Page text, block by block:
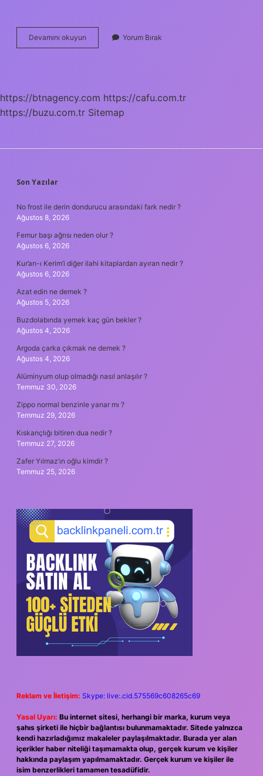
Devamını okuyun Avustralyadan
Türkiyeye
Yorum Bırak
https://btnagency.com https://cafu.com.tr
https://buzu.com.tr Sitemap
SIDEBAR
Son Yazılar
No frost ile derin dondurucu arasındaki fark nedir ?
Ağustos 8, 2026
Femur başı ağrısı neden olur ?
Ağustos 6, 2026
Kur’an-ı Kerim’i diğer ilahi kitaplardan ayıran nedir ?
Ağustos 6, 2026
Azat edin ne demek ?
Ağustos 5, 2026
Buzdolabında yemek kaç gün bekler ?
Ağustos 4, 2026
Argoda çarka çıkmak ne demek ?
Ağustos 4, 2026
Alüminyum olup olmadığı nasıl anlaşılır ?
Temmuz 30, 2026
Zippo normal benzinle yanar mı ?
Temmuz 29, 2026
Kıskançlığı bitiren dua nedir ?
Temmuz 27, 2026
Zafer Yılmaz’ın oğlu kimdir ?
Temmuz 25, 2026
Reklam ve İletişim: Skype: live:.cid.575569c608265c69
Yasal Uyarı: Bu internet sitesi, herhangi bir marka, kurum veya
şahıs şirketi ile hiçbir bağlantısı bulunmamaktadır. Sitede yalnızca
kendi hazırladığımız makaleler paylaşılmaktadır. Burada yer alan
içerikler haber niteliği taşımamakta olup, gerçek kurum ve kişiler
hakkında paylaşım yapılmamaktadır. Gerçek kurum ve kişiler ile
isim benzerlikleri tamamen tesadüfidir.